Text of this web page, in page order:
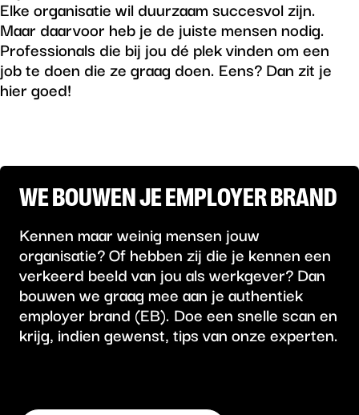
Elke organisatie wil duurzaam succesvol zijn.
Maar daarvoor heb je de juiste mensen nodig.
Professionals die bij jou dé plek vinden om een
job te doen die ze graag doen. Eens? Dan zit je
hier goed!
WE BOUWEN JE EMPLOYER BRAND
Kennen maar weinig mensen jouw
organisatie? Of hebben zij die je kennen een
verkeerd beeld van jou als werkgever? Dan
bouwen we graag mee aan je authentiek
employer brand (EB). Doe een snelle scan en
krijg, indien gewenst, tips van onze experten.